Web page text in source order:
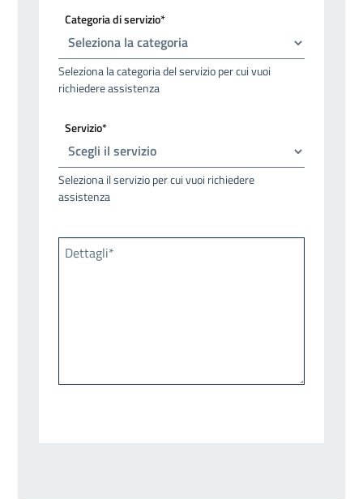
Categoria di servizio*
Seleziona la categoria del servizio per cui vuoi
richiedere assistenza
Servizio*
Seleziona il servizio per cui vuoi richiedere
assistenza
Dettagli*